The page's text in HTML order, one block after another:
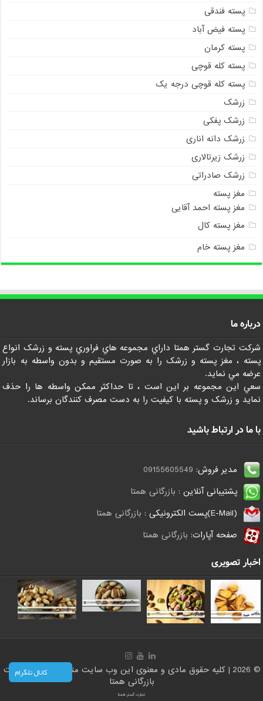
پسته فندقی
پسته فیض آباد
پسته کرمان
پسته کله قوچی
پسته کله قوچی درجه یک
زرشک
زرشک پفکی
زرشک دانه اناری
زرشک زیرتالاری
زرشک صادراتی
مغز پسته
مغز پسته احمد آقایی
مغز پسته کال
مغز پسته خام
درباره ما
شرکت تجارت گستر همتا داراي مجموعه هاي فراوري پسته و زرشک انواع
پسته ، مغز پسته و زرشک را به صورت مستقيم و بدون واسطه به بازار
عرضه مي نمايد.
سعي اين مجموعه بر اين است ، تا حداکثر ممکن واسطه ها را حذف
نمايد و زرشک و پسته با کيفيت را به دست مصرف کنندگان برساند.
با ما در ارتباط باشید
مدیر فروش: 09155605549
پشتیبانی آنلاین : بازرگانی همتا
(E-Mail)پست الکترونیکی :
بازرگانی همتا
صفحه آپارات: بازرگانی همتا
اخبار تصویری
© 2026 | کلیه حقوق مادی و معنوی این وب سایت متعلق است به سایت
بازرگانی همتا
تجارت گستر همتا
کانال تلگرام